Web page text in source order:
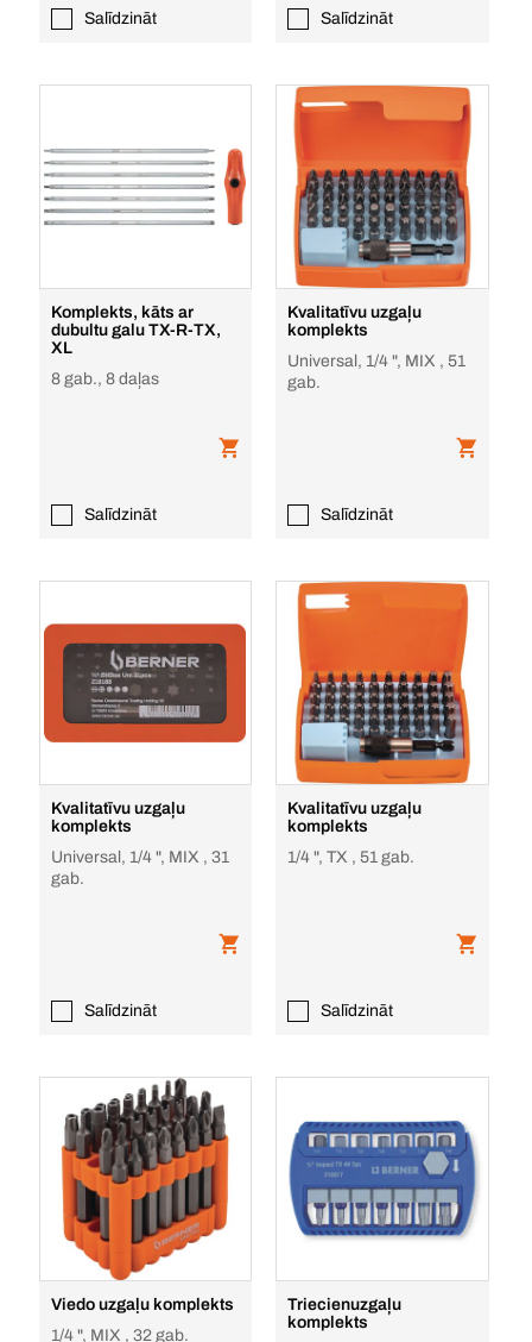
Salīdzināt Salīdzināt
Komplekts, kāts ar
dubultu galu TX-R-TX,
XL
8 gab., 8 daļas
Salīdzināt
Kvalitatīvu uzgaļu
komplekts
Universal, 1/4 ", MIX , 51
gab.
Salīdzināt
Kvalitatīvu uzgaļu
komplekts
Universal, 1/4 ", MIX , 31
gab.
Salīdzināt
Kvalitatīvu uzgaļu
komplekts
1/4 ", TX , 51 gab.
Salīdzināt
Viedo uzgaļu komplekts
1/4 ", MIX , 32 gab.
Triecienuzgaļu
komplekts